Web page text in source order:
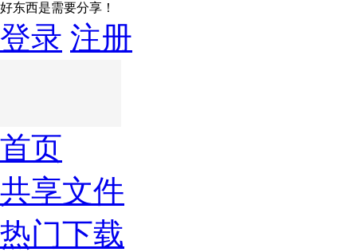
好东西是需要分享！
登录 注册
首页
共享文件
热门下载